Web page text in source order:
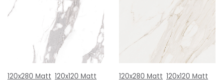
120x280 Matt 120x120 Matt
120x280 Matt 120x120 Matt